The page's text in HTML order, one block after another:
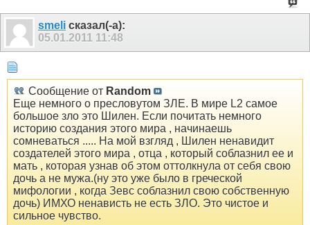
smeli сказал(-а):
05.01.2011 11:48
Сообщение от Random
Еще немного о пресловутом ЗЛЕ. В мире L2 самое
большое зло это Шилен. Если почитать немного
историю создания этого мира , начинаешь
сомневаться ..... На мой взгляд , Шилен ненавидит
создателей этого мира , отца , который соблазнил ее и
мать , которая узнав об этом оттолкнула от себя свою
дочь а не мужа.(ну это уже было в греческой
мифологии , когда Зевс соблазнил свою собственную
дочь) ИМХО ненависть не есть ЗЛО. Это чистое и
сильное чувство.